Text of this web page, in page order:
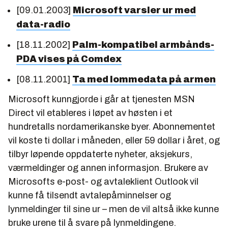
[09.01.2003] Microsoft varsler ur med
data-radio
[18.11.2002] Palm-kompatibel armbånds-
PDA vises på Comdex
[08.11.2001] Ta med lommedata på armen
Microsoft kunngjorde i går at tjenesten MSN
Direct vil etableres i løpet av høsten i et
hundretalls nordamerikanske byer. Abonnementet
vil koste ti dollar i måneden, eller 59 dollar i året, og
tilbyr løpende oppdaterte nyheter, aksjekurs,
værmeldinger og annen informasjon. Brukere av
Microsofts e-post- og avtaleklient Outlook vil
kunne få tilsendt avtalepåminnelser og
lynmeldinger til sine ur – men de vil altså ikke kunne
bruke urene til å svare på lynmeldingene.